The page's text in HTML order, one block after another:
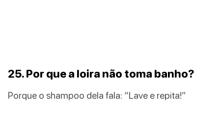
25. Por que a loira não toma banho?
Porque o shampoo dela fala: “Lave e repita!”